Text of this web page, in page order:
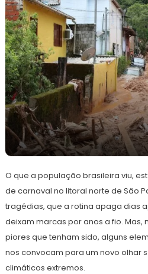
20
abril
de
Redação
O que a população brasileira viu,
de carnaval no litoral norte de São
tragédias, que a rotina apaga dias
deixam marcas por anos a fio.
piores que tenham sido, alguns
nos convocam para um novo olhar
climáticos extremos.